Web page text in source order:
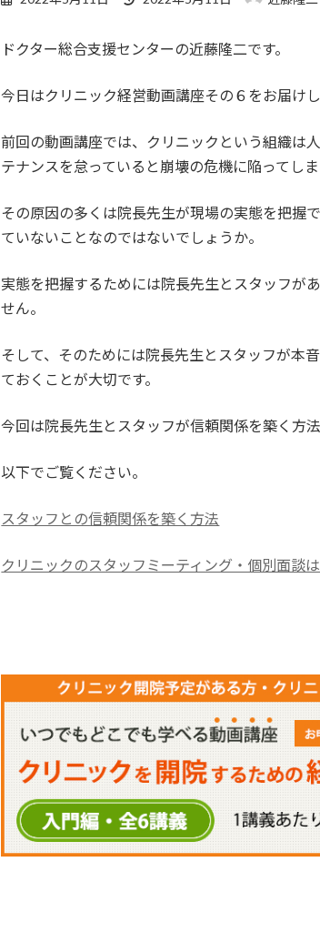
新
時
:
ドクター総合支援センターの近藤隆二です。
今日はクリニック経営動画講座その６をお届けし
前回の動画講座では、クリニックという組織は
テナンスを怠っていると崩壊の危機に陥ってし
その原因の多くは院長先生が現場の実態を把握
ていないことなのではないでしょうか。
実態を把握するためには院長先生とスタッフが
せん。
そして、そのためには院長先生とスタッフが本
ておくことが大切です。
今回は院長先生とスタッフが信頼関係を築く方
以下でご覧ください。
スタッフとの信頼関係を築く方法
クリニックのスタッフミーティング・個別面談